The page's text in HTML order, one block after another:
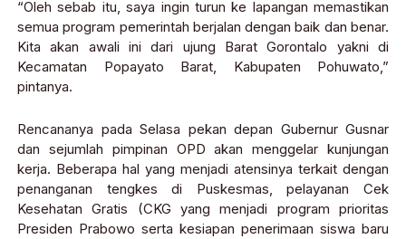
“Oleh sebab itu, saya ingin turun ke lapangan memastikan
semua program pemerintah berjalan dengan baik dan benar.
Kita akan awali ini dari ujung Barat Gorontalo yakni di
Kecamatan Popayato Barat, Kabupaten Pohuwato,”
pintanya.
Rencananya pada Selasa pekan depan Gubernur Gusnar
dan sejumlah pimpinan OPD akan menggelar kunjungan
kerja. Beberapa hal yang menjadi atensinya terkait dengan
penanganan tengkes di Puskesmas, pelayanan Cek
Kesehatan Gratis (CKG yang menjadi program prioritas
Presiden Prabowo serta kesiapan penerimaan siswa baru